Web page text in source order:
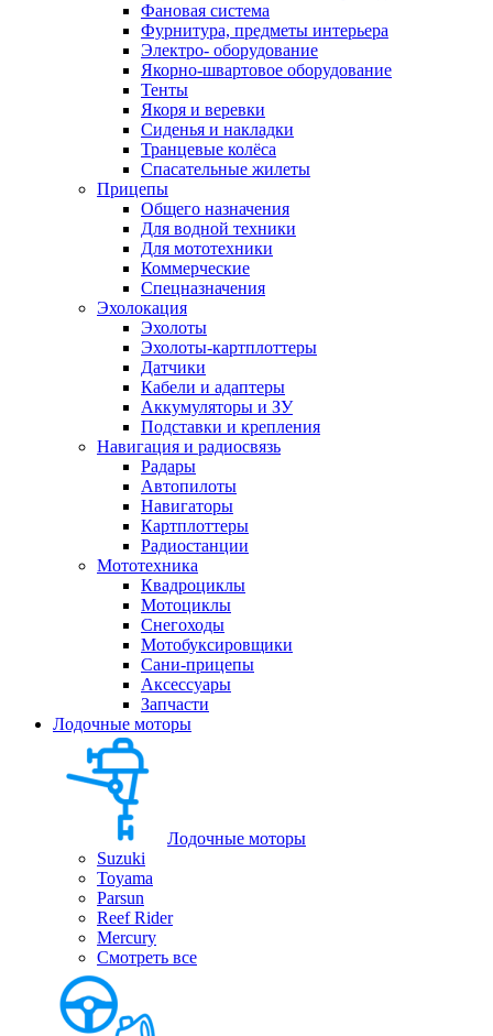
Фановая система
Фурнитура, предметы интерьера
Электро- оборудование
Якорно-швартовое оборудование
Тенты
Якоря и веревки
Сиденья и накладки
Транцевые колёса
Спасательные жилеты
Прицепы
Общего назначения
Для водной техники
Для мототехники
Коммерческие
Спецназначения
Эхолокация
Эхолоты
Эхолоты-картплоттеры
Датчики
Кабели и адаптеры
Аккумуляторы и ЗУ
Подставки и крепления
Навигация и радиосвязь
Радары
Автопилоты
Навигаторы
Картплоттеры
Радиостанции
Мототехника
Квадроциклы
Мотоциклы
Снегоходы
Мотобуксировщики
Сани-прицепы
Аксессуары
Запчасти
Лодочные моторы
Лодочные моторы
Suzuki
Toyama
Parsun
Reef Rider
Mercury
Смотреть все